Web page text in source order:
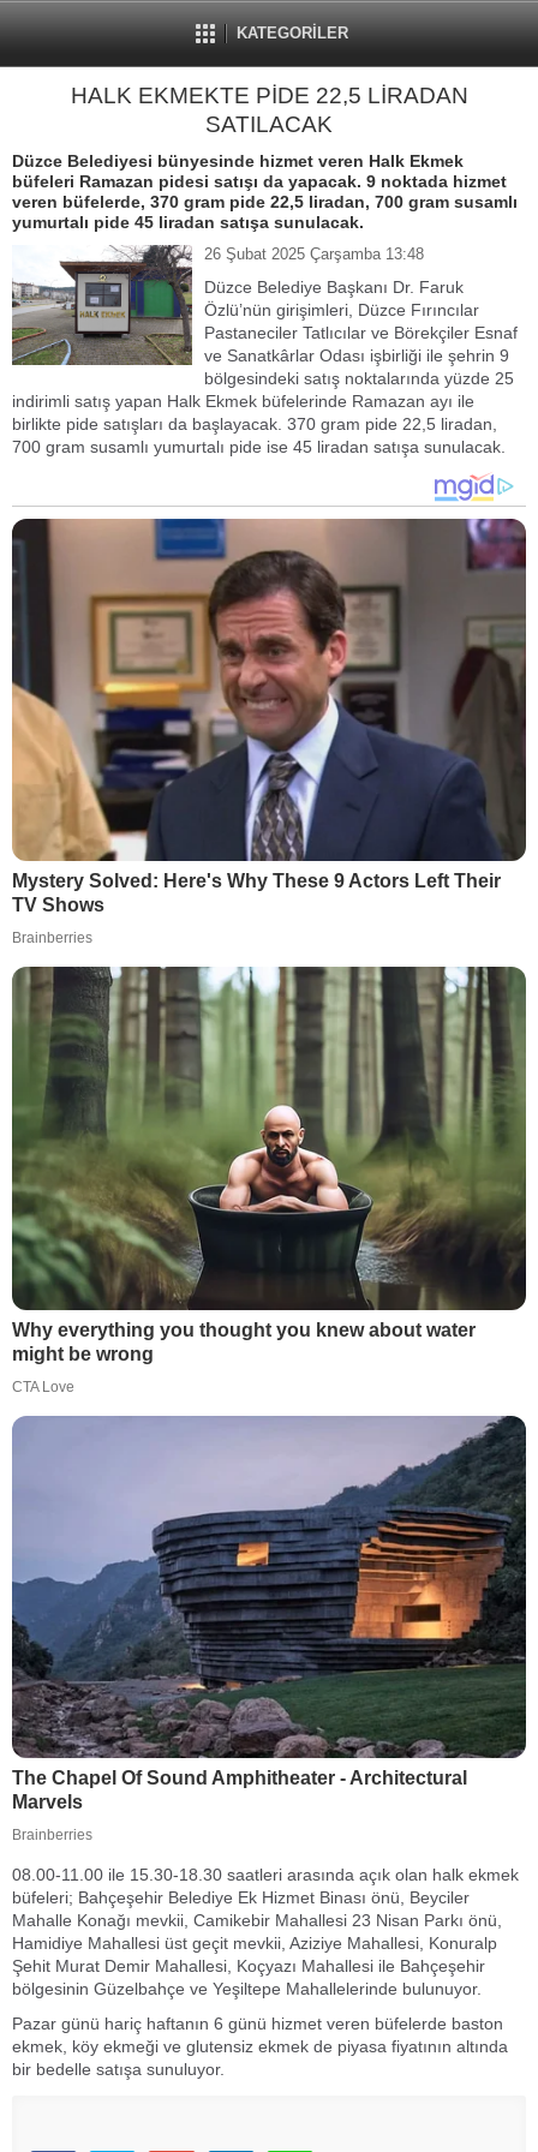
KATEGORİLER
HALK EKMEKTE PİDE 22,5 LİRADAN
SATILACAK
Düzce Belediyesi bünyesinde hizmet veren Halk Ekmek
büfeleri Ramazan pidesi satışı da yapacak. 9 noktada hizmet
veren büfelerde, 370 gram pide 22,5 liradan, 700 gram susamlı
yumurtalı pide 45 liradan satışa sunulacak.
26 Şubat 2025 Çarşamba 13:48
Düzce Belediye Başkanı Dr. Faruk
Özlü’nün girişimleri, Düzce Fırıncılar
Pastaneciler Tatlıcılar ve Börekçiler Esnaf
ve Sanatkârlar Odası işbirliği ile şehrin 9
bölgesindeki satış noktalarında yüzde 25
indirimli satış yapan Halk Ekmek büfelerinde Ramazan ayı ile
birlikte pide satışları da başlayacak. 370 gram pide 22,5 liradan,
700 gram susamlı yumurtalı pide ise 45 liradan satışa sunulacak.
08.00-11.00 ile 15.30-18.30 saatleri arasında açık olan halk ekmek
büfeleri; Bahçeşehir Belediye Ek Hizmet Binası önü, Beyciler
Mahalle Konağı mevkii, Camikebir Mahallesi 23 Nisan Parkı önü,
Hamidiye Mahallesi üst geçit mevkii, Aziziye Mahallesi, Konuralp
Şehit Murat Demir Mahallesi, Koçyazı Mahallesi ile Bahçeşehir
bölgesinin Güzelbahçe ve Yeşiltepe Mahallelerinde bulunuyor.
Pazar günü hariç haftanın 6 günü hizmet veren büfelerde baston
ekmek, köy ekmeği ve glutensiz ekmek de piyasa fiyatının altında
bir bedelle satışa sunuluyor.